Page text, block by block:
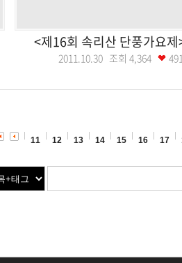
<제16회 속리산 단풍가요제
2011.10.30 조회 4,364 491
11 12 13 14 15 16 17